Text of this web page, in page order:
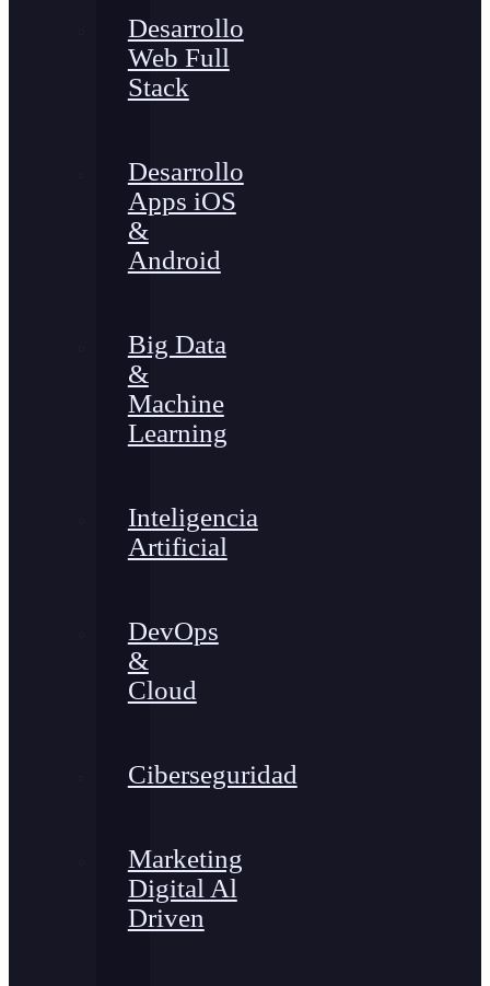
Desarrollo
Web Full
Stack
Desarrollo
Apps iOS
&
Android
Big Data
&
Machine
Learning
Inteligencia
Artificial
DevOps
&
Cloud
Ciberseguridad
Marketing
Digital Al
Driven